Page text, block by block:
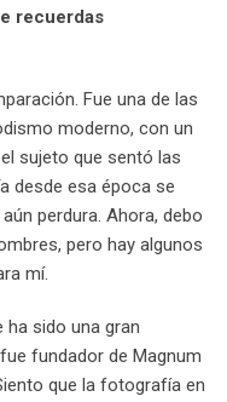
recuerdas
Fue una de las
moderno, con un
sujeto que sentó las
desde esa época se
perdura. Ahora, debo
pero hay algunos
mí.
ha sido una gran
fundador de Magnum
que la fotografía en